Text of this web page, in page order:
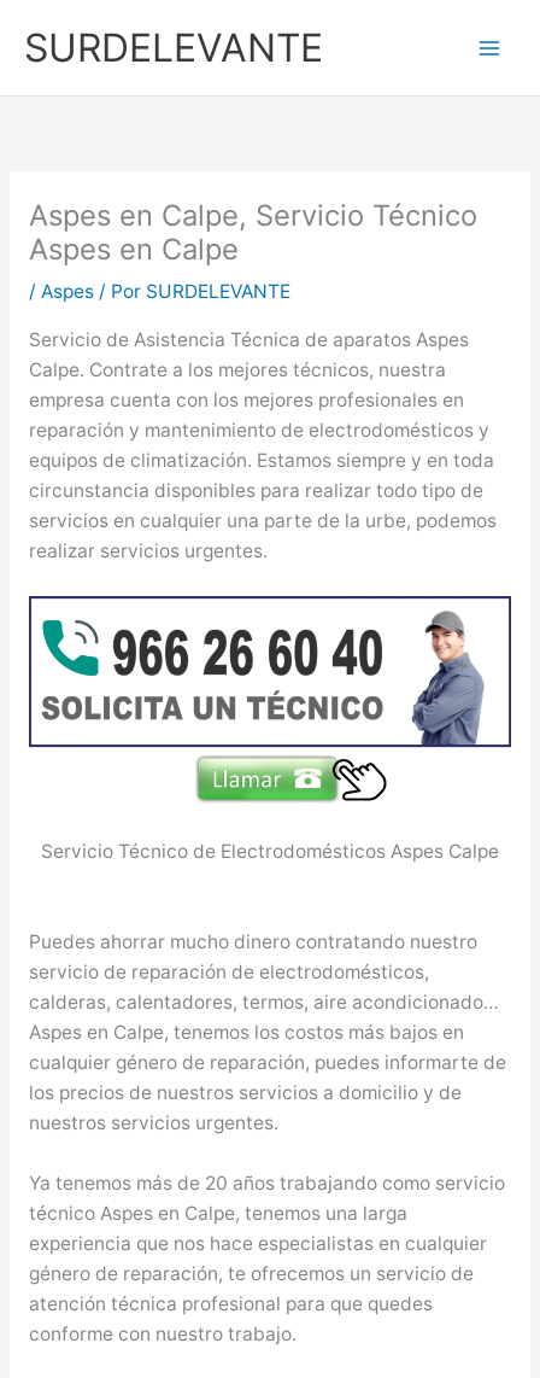
SURDELEVANTE
Aspes en Calpe, Servicio Técnico
Aspes en Calpe
/ Aspes/ Por SURDELEVANTE
Servicio de Asistencia Técnica de aparatos Aspes
Calpe. Contrate a los mejores técnicos, nuestra
empresa cuenta con los mejores profesionales en
reparación y mantenimiento de electrodomésticos y
equipos de climatización. Estamos siempre y en toda
circunstancia disponibles para realizar todo tipo de
servicios en cualquier una parte de la urbe, podemos
realizar servicios urgentes.
Servicio Técnico de Electrodomésticos Aspes Calpe
Puedes ahorrar mucho dinero contratando nuestro
servicio de reparación de electrodomésticos,
calderas, calentadores, termos, aire acondicionado…
Aspes en Calpe, tenemos los costos más bajos en
cualquier género de reparación, puedes informarte de
los precios de nuestros servicios a domicilio y de
nuestros servicios urgentes.
Ya tenemos más de 20 años trabajando como servicio
técnico Aspes en Calpe, tenemos una larga
experiencia que nos hace especialistas en cualquier
género de reparación, te ofrecemos un servicio de
atención técnica profesional para que quedes
conforme con nuestro trabajo.